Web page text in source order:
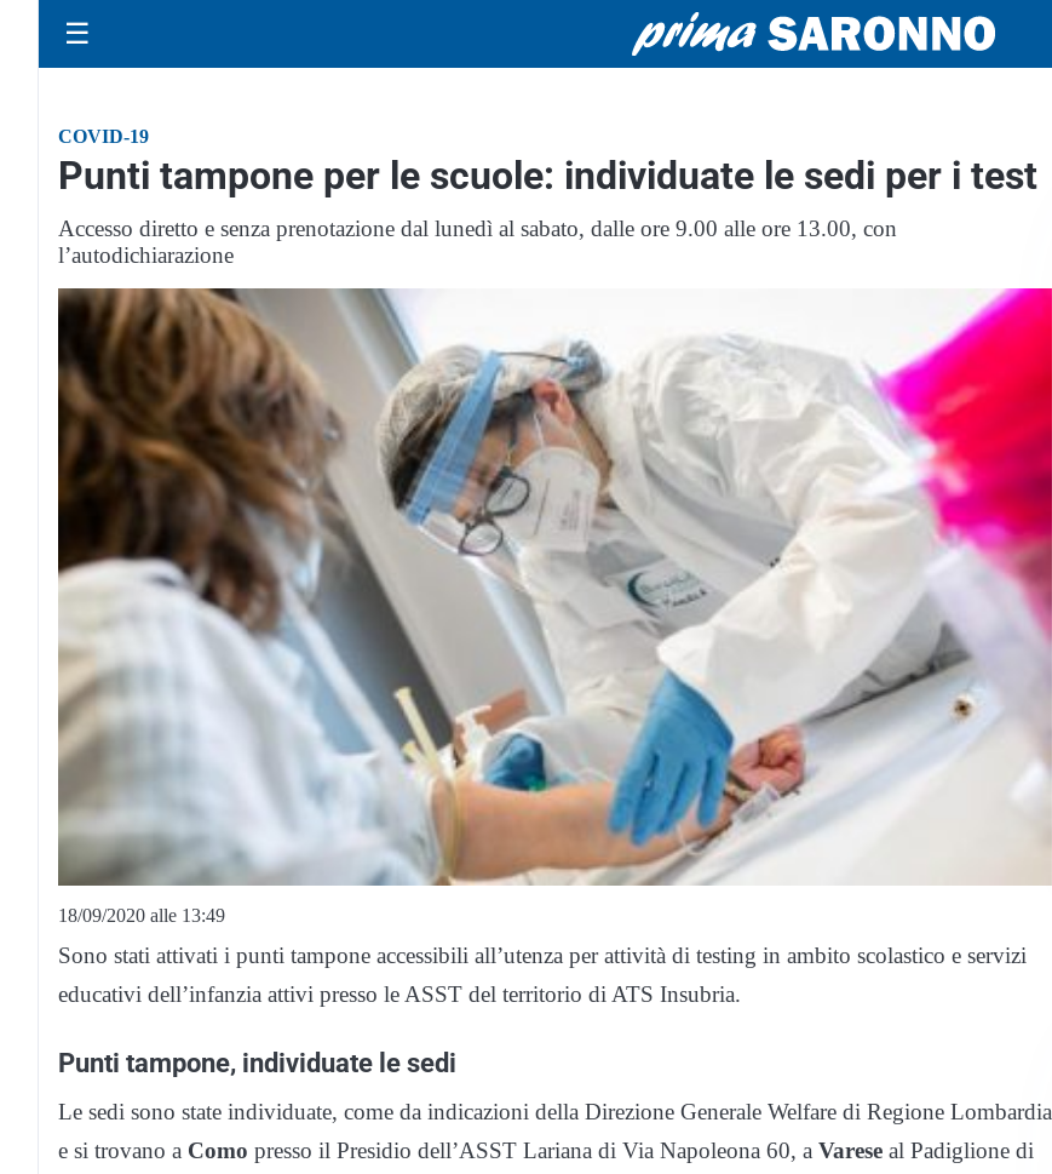
☰
COVID-19
Punti tampone per le scuole: individuate le sedi per i test
Accesso diretto e senza prenotazione dal lunedì al sabato, dalle ore 9.00 alle ore 13.00, con
l’autodichiarazione
18/09/2020 alle 13:49
Sono stati attivati i punti tampone accessibili all’utenza per attività di testing in ambito scolastico e servizi
educativi dell’infanzia attivi presso le ASST del territorio di ATS Insubria.
Punti tampone, individuate le sedi
Le sedi sono state individuate, come da indicazioni della Direzione Generale Welfare di Regione Lombardia
e si trovano a Como presso il Presidio dell’ASST Lariana di Via Napoleona 60, a Varese al Padiglione di